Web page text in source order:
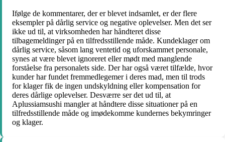
Ifølge de kommentarer, der er blevet indsamlet, er der flere
eksempler på dårlig service og negative oplevelser. Men det ser
ikke ud til, at virksomheden har håndteret disse
tilbagemeldinger på en tilfredsstillende måde. Kundeklager om
dårlig service, såsom lang ventetid og uforskammet personale,
synes at være blevet ignoreret eller mødt med manglende
forståelse fra personalets side. Der har også været tilfælde, hvor
kunder har fundet fremmedlegemer i deres mad, men til trods
for klager fik de ingen undskyldning eller kompensation for
deres dårlige oplevelser. Desværre ser det ud til, at
Aplussiamsushi mangler at håndtere disse situationer på en
tilfredsstillende måde og imødekomme kundernes bekymringer
og klager.